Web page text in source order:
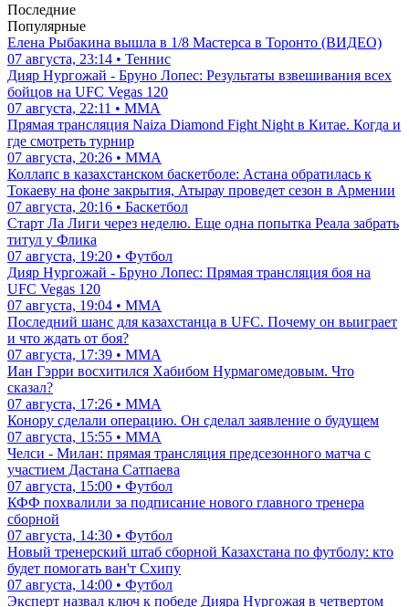
Последние
Популярные
Елена Рыбакина вышла в 1/8 Мастерса в Торонто (ВИДЕО)
07 августа, 23:14 • Теннис
Дияр Нургожай - Бруно Лопес: Результаты взвешивания всех
бойцов на UFC Vegas 120
07 августа, 22:11 • ММА
Прямая трансляция Naiza Diamond Fight Night в Китае. Когда и
где смотреть турнир
07 августа, 20:26 • ММА
Коллапс в казахстанском баскетболе: Астана обратилась к
Токаеву на фоне закрытия, Атырау проведет сезон в Армении
07 августа, 20:16 • Баскетбол
Старт Ла Лиги через неделю. Еще одна попытка Реала забрать
титул у Флика
07 августа, 19:20 • Футбол
Дияр Нургожай - Бруно Лопес: Прямая трансляция боя на
UFC Vegas 120
07 августа, 19:04 • ММА
Последний шанс для казахстанца в UFC. Почему он выиграет
и что ждать от боя?
07 августа, 17:39 • ММА
Иан Гэрри восхитился Хабибом Нурмагомедовым. Что
сказал?
07 августа, 17:26 • ММА
Конору сделали операцию. Он сделал заявление о будущем
07 августа, 15:55 • ММА
Челси - Милан: прямая трансляция предсезонного матча с
участием Дастана Сатпаева
07 августа, 15:00 • Футбол
КФФ похвалили за подписание нового главного тренера
сборной
07 августа, 14:30 • Футбол
Новый тренерский штаб сборной Казахстана по футболу: кто
будет помогать ван'т Схипу
07 августа, 14:00 • Футбол
Эксперт назвал ключ к победе Дияра Нургожая в четвертом